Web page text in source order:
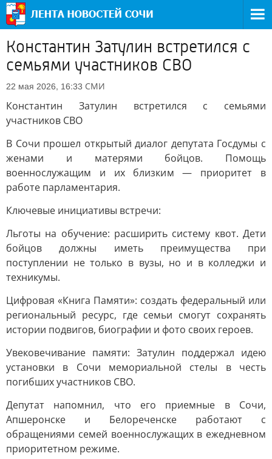
Константин Затулин встретился с
семьями участников СВО
22 мая 2026, 16:33 СМИ
Константин Затулин встретился с семьями
участников СВО
В Сочи прошел открытый диалог депутата Госдумы с
женами и матерями бойцов. Помощь
военнослужащим и их близким — приоритет в
работе парламентария.
Ключевые инициативы встречи:
Льготы на обучение: расширить систему квот. Дети
бойцов должны иметь преимущества при
поступлении не только в вузы, но и в колледжи и
техникумы.
Цифровая «Книга Памяти»: создать федеральный или
региональный ресурс, где семьи смогут сохранять
истории подвигов, биографии и фото своих героев.
Увековечивание памяти: Затулин поддержал идею
установки в Сочи мемориальной стелы в честь
погибших участников СВО.
Депутат напомнил, что его приемные в Сочи,
Апшеронске и Белореченске работают с
обращениями семей военнослужащих в ежедневном
приоритетном режиме.